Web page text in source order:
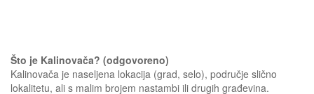
Što je Kalinovača? (odgovoreno)
Kalinovača je naseljena lokacija (grad, selo), područje slično
lokalitetu, ali s malim brojem nastambi ili drugih građevina.